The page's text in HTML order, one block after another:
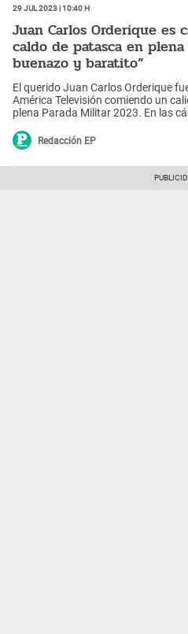
29 Jul 2023 | 10:40 h
Juan Carlos Orderique es
caldo de patasca en plena
buenazo y baratito”
El querido Juan Carlos Orderique
América Televisión comiendo un
plena Parada Militar 2023. En las
Redacción EP